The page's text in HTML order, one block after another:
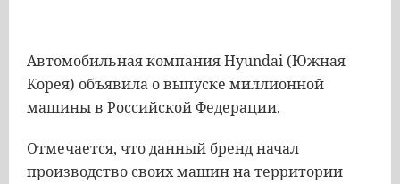
Автомобильная компания Hyundai (Южная
Корея) объявила о выпуске миллионной
машины в Российской Федерации.
Отмечается, что данный бренд начал
производство своих машин на территории